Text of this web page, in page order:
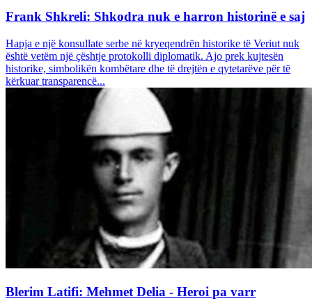
Frank Shkreli: Shkodra nuk e harron historinë e saj
Hapja e një konsullate serbe në kryeqendrën historike të Veriut nuk
është vetëm një çështje protokolli diplomatik. Ajo prek kujtesën
historike, simbolikën kombëtare dhe të drejtën e qytetarëve për të
kërkuar transparencë...
Blerim Latifi: Mehmet Delia - Heroi pa varr